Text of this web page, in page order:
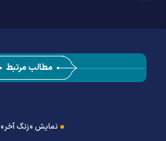
مطالب مرتبط
نمایش «زنگ آخر»